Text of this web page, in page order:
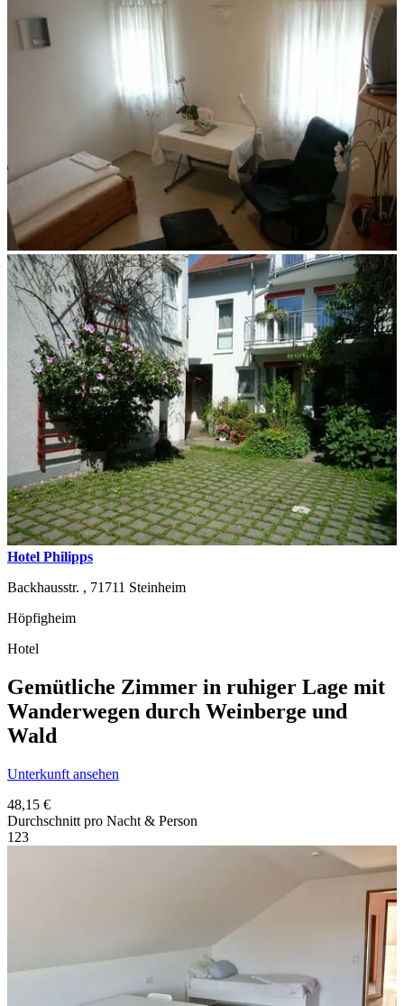
Hotel Philipps
Backhausstr. , 71711 Steinheim
Höpfigheim
Hotel
Gemütliche Zimmer in ruhiger Lage mit
Wanderwegen durch Weinberge und
Wald
Unterkunft ansehen
48,15 €
Durchschnitt pro Nacht & Person
1 23